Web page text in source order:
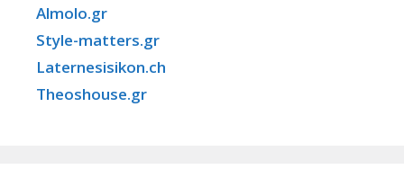
Almolo.gr
Style-matters.gr
Laternesisikon.ch
Theoshouse.gr